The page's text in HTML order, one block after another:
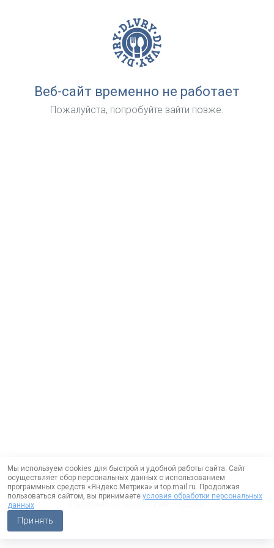
Веб-сайт временно не работает
Пожалуйста, попробуйте зайти позже.
Мы используем cookies для быстрой и удобной работы сайта. Сайт
осуществляет сбор персональных данных с использованием
программных средств «Яндекс.Метрика» и top.mail.ru. Продолжая
пользоваться сайтом, вы принимаете условия обработки персональных
данных
Принять